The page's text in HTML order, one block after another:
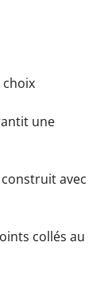
une
avec
collés au